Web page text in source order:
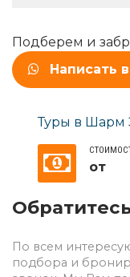
Подберем и
Написать
Туры в Шарм
от
По всем
подбора и